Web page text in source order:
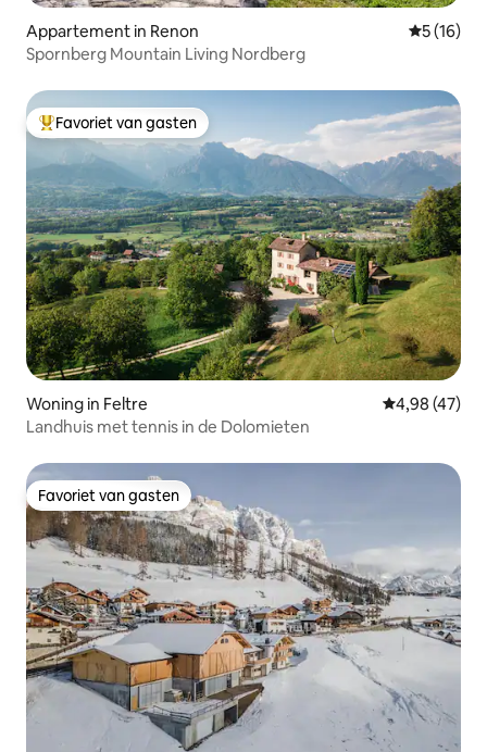
Appartement in Renon
5 (16)
Spornberg Mountain Living Nordberg
Topfavoriet van gasten
Favoriet van gasten
Woning in Feltre Gemiddelde
4,98 (47)
Landhuis met tennis in de Dolomieten
Favoriet van gasten
Favoriet van gasten